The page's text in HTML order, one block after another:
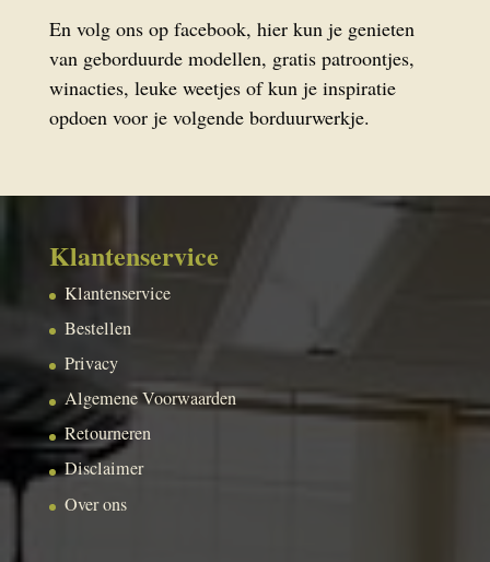
En volg ons op facebook, hier kun je genieten
van geborduurde modellen, gratis patroontjes,
winacties, leuke weetjes of kun je inspiratie
opdoen voor je volgende borduurwerkje.
Klantenservice
Klantenservice
Bestellen
Privacy
Algemene Voorwaarden
Retourneren
Disclaimer
Over ons